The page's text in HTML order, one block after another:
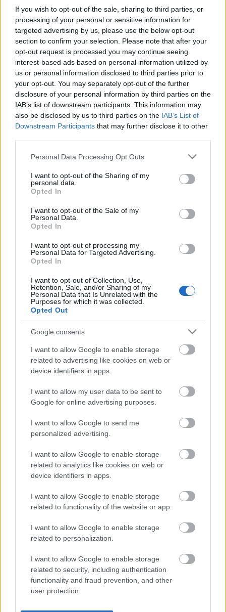
If you wish to opt-out of the sale, sharing to third parties, or
processing of your personal or sensitive information for
targeted advertising by us, please use the below opt-out
section to confirm your selection. Please note that after your
opt-out request is processed you may continue seeing
interest-based ads based on personal information utilized by
us or personal information disclosed to third parties prior to
your opt-out. You may separately opt-out of the further
disclosure of your personal information by third parties on the
IAB’s list of downstream participants. This information may
also be disclosed by us to third parties on the IAB’s List of
Downstream Participants that may further disclose it to other
Please note that this website/app uses one or more Google
not limited to your visit or usage behaviour. You may click to
grant or deny consent to Google and its third-party tags to
use your data for below specified purposes in below Google
consent section.
Personal Data Processing Opt Outs
I want to opt-out of the Sharing of my
personal data.
Opted In
I want to opt-out of the Sale of my
Personal Data.
Opted In
I want to opt-out of processing my
Personal Data for Targeted Advertising.
Opted In
I want to opt-out of Collection, Use,
Retention, Sale, and/or Sharing of my
Personal Data that Is Unrelated with the
Purposes for which it was collected.
Opted Out
Google consents
I want to allow Google to enable storage
related to advertising like cookies on web or
device identifiers in apps.
I want to allow my user data to be sent to
Google for online advertising purposes.
I want to allow Google to send me
personalized advertising.
I want to allow Google to enable storage
related to analytics like cookies on web or
device identifiers in apps.
I want to allow Google to enable storage
related to functionality of the website or app.
I want to allow Google to enable storage
related to personalization.
I want to allow Google to enable storage
related to security, including authentication
functionality and fraud prevention, and other
user protection.
tisztatészta • 2011. október 06.
... és mindenki azt kérdezi: "Hogy van türelmed
hozzá?" Elárulok egy titkot: nem kell hozzá türelem.
Tésztakészítés során még nem éreztem
türelmetlenséget... gyöngyfűzésre viszont nem
tudnátok rávenni, mert a második apró gyöngyszem
felfűzésekor remegne a kezem,…
Paradicsom nélkül mit sem ér az élet
Paradicsomos malloreddus
tisztatészta•2011. augusztus 09.
"Számomra az élet elképzelhetetlen paradicsom
nélkül. Komolyan mondom. A világ teljesen más
az íze és az állaga, egyszerre édes és savanykás?
Szagoljuk meg a frissen szedett paradicsomot - van
... egy picit?
tisztatészta•2011. július 19.
Köszönöm, jöhet, de nem picit, én ebből nagy
adaggal kérnék. Nem kérem, nem a tésztaadagokról
lesz szó, egy újabb friss, kézzel készített tésztáról,
ami nem is olyan pici. :) Ezt a pici (ejtsd: pícsi) nevű
tésztát már réges régen kinéztem Jamie Oliver Olasz
kaják c.…
Az emlékek bűvöletében
csavart tészta, orsótészta, fusilli
tisztatészta•2011. július 14.
Kellemes őszi este van, ülök a gangon, lelóg a lábam
a fonott karosszékről. A nagyi velem szemben,
fáradhatatlanul köt az unokáinak és a gyerekkoráról
mesél. Hihetetlen, hogy két kötőtű segítségével, egy
gombolyag fonalból milyen csodákra képes. Ilyenek
A tészta, ami rabul ejtett
Malloreddus zöldborsópürével
tisztatészta•2011. június 29.